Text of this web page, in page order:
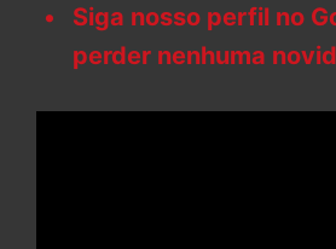
Siga nosso perfil no
perder nenhuma